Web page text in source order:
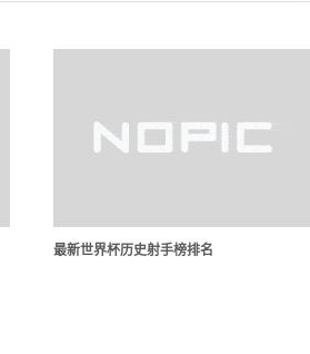
最新世界杯历史射手榜排名